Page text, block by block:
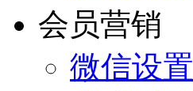
会员营销
微信设置